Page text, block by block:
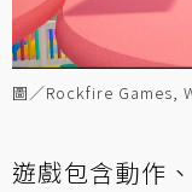
圖／Rockfire Games,
遊戲包含動作